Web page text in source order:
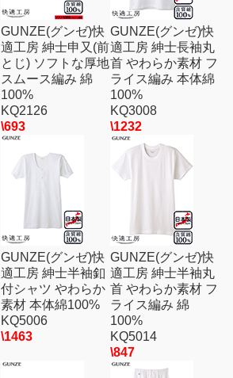
GUNZE(グンゼ)快
適工房 紳士申又(前
とじ) ソフトな厚地
スムース編み 綿
100%
KQ2126
\693
GUNZE(グンゼ)快
適工房 紳士長袖丸
首 やわらか素材 フ
ライス編み 本体綿
100%
KQ3008
\1232
GUNZE(グンゼ)快
適工房 紳士半袖釦
付シャツ やわらか
素材 本体綿100%
KQ5006
\1463
GUNZE(グンゼ)快
適工房 紳士半袖丸
首 やわらか素材 フ
ライス編み 綿
100%
KQ5014
\847